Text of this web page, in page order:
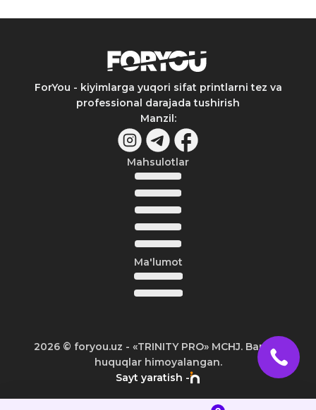
ForYou - kiyimlarga yuqori sifat printlarni tez va
professional darajada tushirish
Manzil:
Mahsulotlar
Ma'lumot
2026© foryou.uz - «TRINITY PRO» MCHJ. Barcha
huquqlar himoyalangan.
Sayt yaratish -